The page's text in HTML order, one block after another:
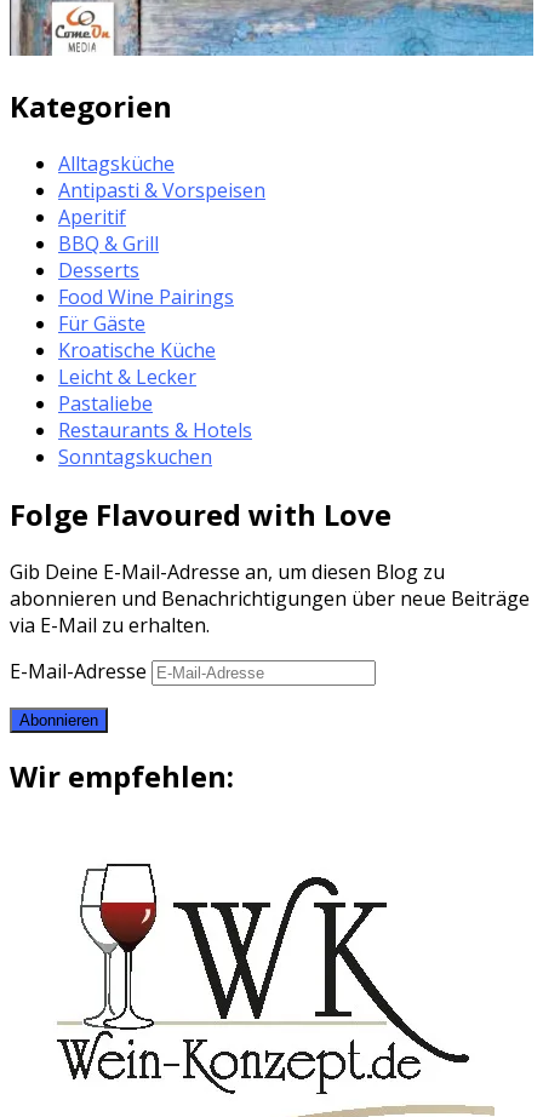
Kategorien
Alltagsküche
Antipasti & Vorspeisen
Aperitif
BBQ & Grill
Desserts
Food Wine Pairings
Für Gäste
Kroatische Küche
Leicht & Lecker
Pastaliebe
Restaurants & Hotels
Sonntagskuchen
Folge Flavoured with Love
Gib Deine E-Mail-Adresse an, um diesen Blog zu
abonnieren und Benachrichtigungen über neue Beiträge
via E-Mail zu erhalten.
E-Mail-Adresse
Abonnieren
Wir empfehlen: